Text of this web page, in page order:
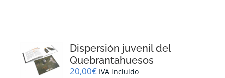
Dispersión juvenil del
Quebrantahuesos
20,00€ IVA incluido